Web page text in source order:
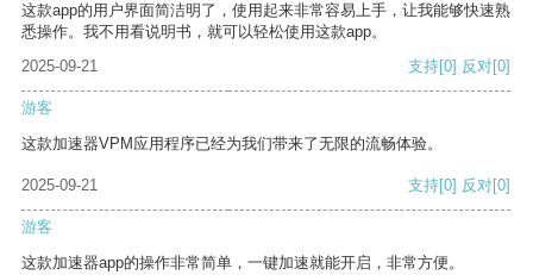
这款app的用户界面简洁明了，使用起来非常容易上手，让我能够快速熟
悉操作。我不用看说明书，就可以轻松使用这款app。
2025-09-21
支持[0] 反对[0]
游客
这款加速器VPM应用程序已经为我们带来了无限的流畅体验。
2025-09-21 支持[0] 反对[0]
游客
这款加速器app的操作非常简单，一键加速就能开启，非常方便。